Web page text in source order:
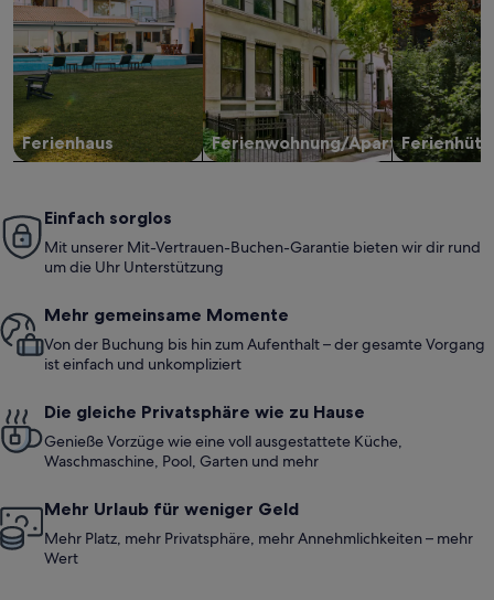
Ferienhaus Ferienwohnung/Apartment
Einfach sorglos
Mit unserer Mit-Vertrauen-Buchen-Garantie bieten wir dir rund
um die Uhr Unterstützung
Mehr gemeinsame Momente
Von der Buchung bis hin zum Aufenthalt – der gesamte Vorgang
ist einfach und unkompliziert
Die gleiche Privatsphäre wie zu Hause
Genieße Vorzüge wie eine voll ausgestattete Küche,
Waschmaschine, Pool, Garten und mehr
Mehr Urlaub für weniger Geld
Mehr Platz, mehr Privatsphäre, mehr Annehmlichkeiten – mehr
Wert